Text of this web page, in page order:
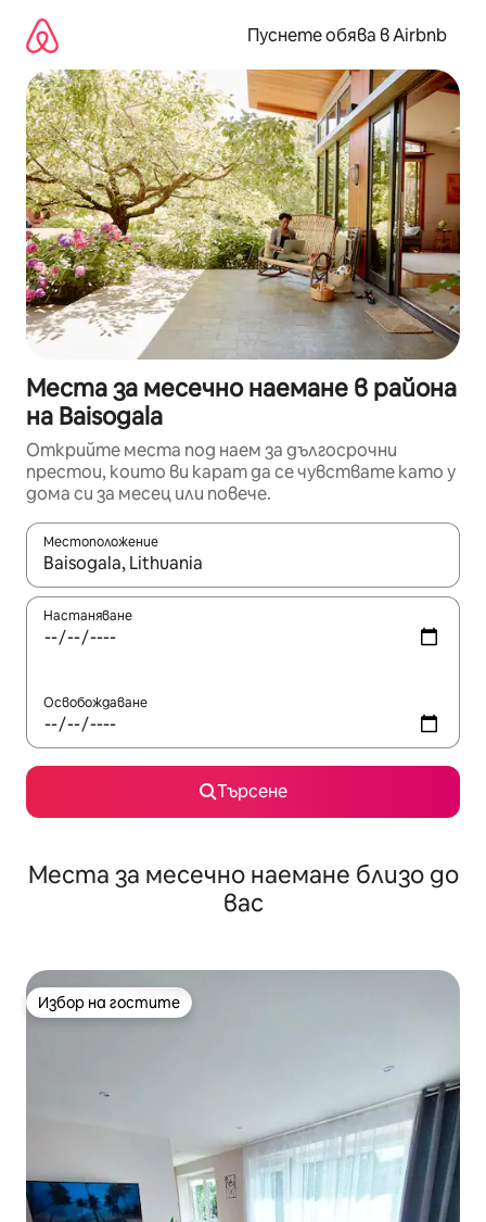
съдържанието
Пуснете обява в Airbnb
Места за месечно наемане в района
на Baisogala
Открийте места под наем за дългосрочни
престои, които ви карат да се чувствате като у
дома си за месец или повече.
Местоположение
Когато резултатите се покажат, използвайте
Настаняване
Освобождаване
Търсене
Места за месечно наемане близо до
вас
Избор на гостите
Избор на гостите